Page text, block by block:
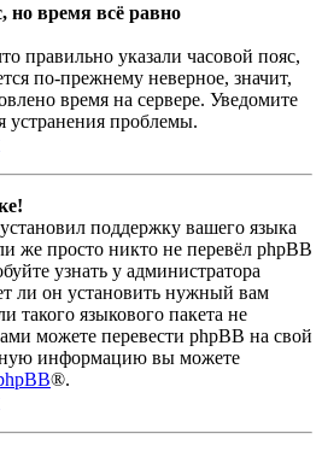
но время всё равно
правильно указали часовой пояс,
по-прежнему неверное, значит,
время на сервере. Уведомите
устранения проблемы.
поддержку вашего языка
же просто никто не перевёл phpBB
узнать у администратора
ли он установить нужный вам
такого языкового пакета не
можете перевести phpBB на свой
информацию вы можете
®.